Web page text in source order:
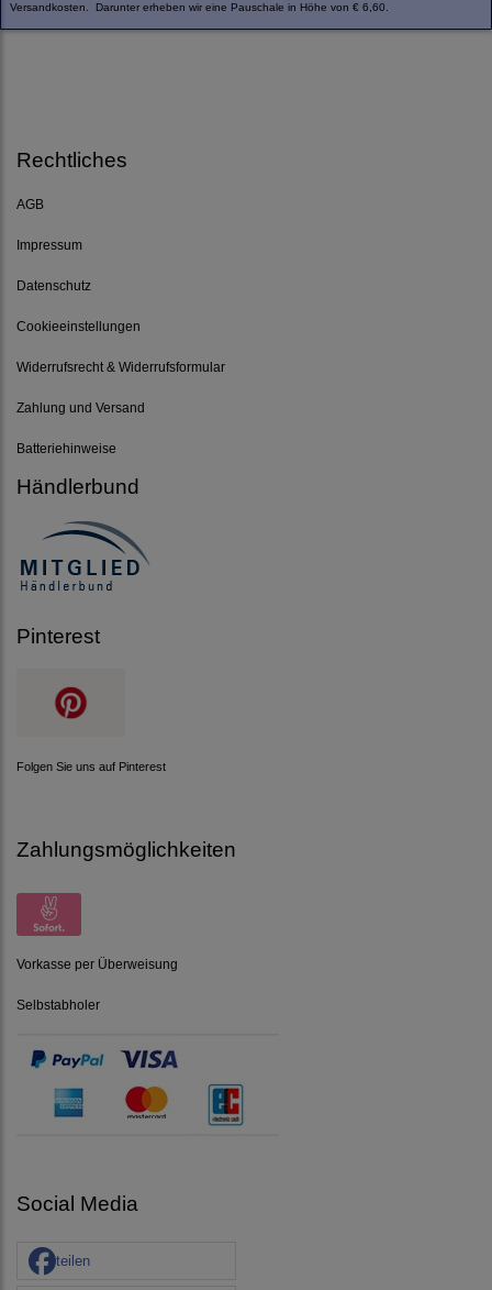
Versandkosten. Darunter erheben wir eine Pauschale in Höhe von € 6,60.
Rechtliches
AGB
Impressum
Datenschutz
Cookieeinstellungen
Widerrufsrecht & Widerrufsformular
Zahlung und Versand
Batteriehinweise
Händlerbund
Pinterest
Folgen Sie uns auf Pinterest
Zahlungsmöglichkeiten
Vorkasse per Überweisung
Selbstabholer
Social Media
teilen